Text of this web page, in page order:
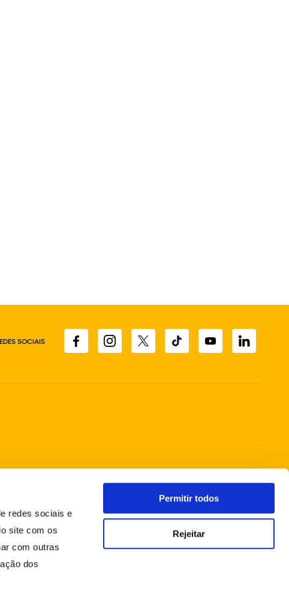
redes sociais e
site com os
com outras
dos
Permitir todos
Rejeitar
SOCIAIS